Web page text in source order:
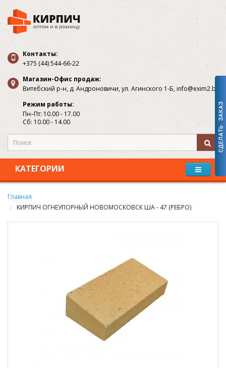
Контакты:
+375 (44) 544-66-22
Магазин-Офис продаж:
Витебский р-н, д. Андроновичи, ул. Агинского 1-Б, info@exim2.by
Режим работы:
Пн–Пт: 10.00 - 17.00
Сб: 10.00 - 14.00
КАТЕГОРИИ
Главная
КИРПИЧ ОГНЕУПОРНЫЙ НОВОМОСКОВСК ША - 47 (РЕБРО)